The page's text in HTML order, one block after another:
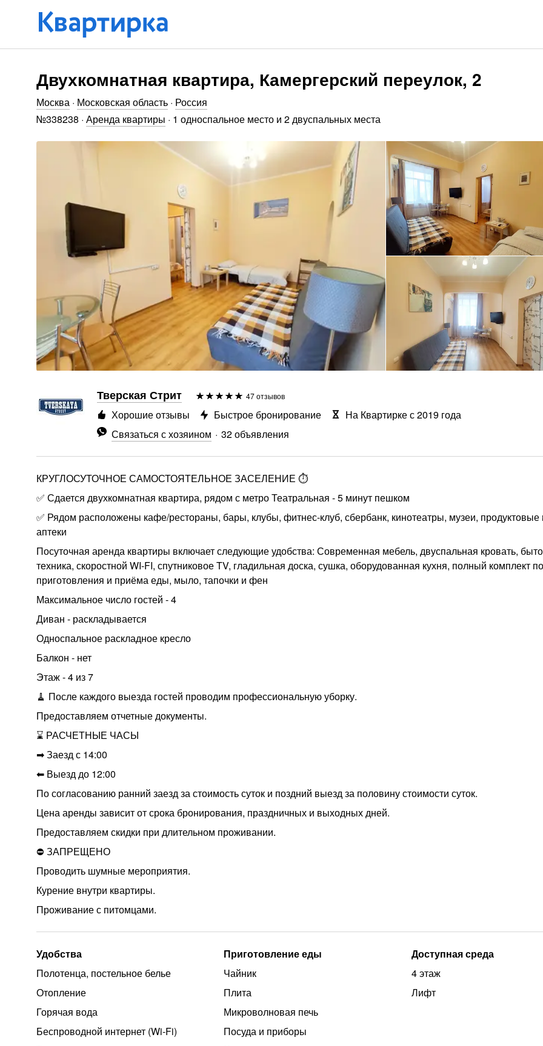
Двухкомнатная квартира, Камергерский переулок, 2
Москва · Московская область · Россия
№338238 · Аренда квартиры · 1 односпальное место и 2 двуспальных места
Тверская Стрит 47 отзывов
Связаться с хозяином 32 объявления
Хорошие отзывы Быстрое бронирование На Квартирке с 2019 года
КРУГЛОСУТОЧНОЕ САМОСТОЯТЕЛЬНОЕ ЗАСЕЛЕНИЕ ⏱️
✅ Сдается двухкомнатная квартира, рядом с метро Театральная - 5 минут пешком
✅ Рядом расположены кафе/рестораны, бары, клубы, фитнес-клуб, сбербанк, кинотеатры, музеи, продуктовые
аптеки
Посуточная аренда квартиры включает следующие удобства: Современная мебель, двуспальная кровать,
техника, скоростной WI-FI, спутниковое TV, гладильная доска, сушка, оборудованная кухня, полный комплект
приготовления и приёма еды, мыло, тапочки и фен
Максимальное число гостей - 4
Диван - раскладывается
Односпальное раскладное кресло
Балкон - нет
Этаж - 4 из 7
🧹 После каждого выезда гостей проводим профессиональную уборку.
Предоставляем отчетные документы.
⌛ РАСЧЕТНЫЕ ЧАСЫ
➡ Заезд с 14:00
⬅ Выезд до 12:00
По согласованию ранний заезд за стоимость суток и поздний выезд за половину стоимости суток.
Цена аренды зависит от срока бронирования, праздничных и выходных дней.
Предоставляем скидки при длительном проживании.
⛔ ЗАПРЕЩЕНО
Проводить шумные мероприятия.
Курение внутри квартиры.
Проживание с питомцами.
Удобства
Полотенца, постельное белье
Отопление
Горячая вода
Беспроводной интернет (Wi‑Fi)
Приготовление еды
Чайник
Плита
Микроволновая печь
Посуда и приборы
Доступная среда
4 этаж
Лифт